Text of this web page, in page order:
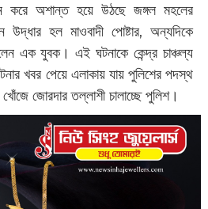
করে অশান্ত হয়ে উঠছে জঙ্গল মহলের
হল মাওবাদী পোষ্টার, অন্যদিকে
এক যুবক। এই ঘটনাকে কেন্দ্র চাঞ্চল্য
খবর পেয়ে এলাকায় যায় পুলিশের পদস্থ
খোঁজে জোরদার তল্লাশী চালাচ্ছে পুলিশ।